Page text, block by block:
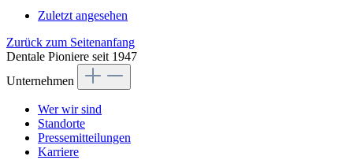
Zuletzt angesehen
Zurück zum Seitenanfang
Dentale Pioniere seit 1947
Unternehmen
Wer wir sind
Standorte
Pressemitteilungen
Karriere